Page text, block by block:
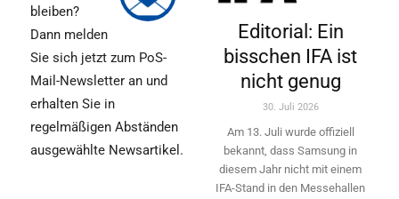
bleiben?
Dann melden
Sie sich jetzt zum PoS-
Mail-Newsletter an und
erhalten Sie in
regelmäßigen Abständen
ausgewählte Newsartikel.
Editorial: Ein
bisschen IFA ist
nicht genug
30. Juli 2026
Am 13. Juli wurde offiziell
bekannt, dass Samsung in
diesem Jahr nicht mit einem
IFA-Stand in den Messehallen